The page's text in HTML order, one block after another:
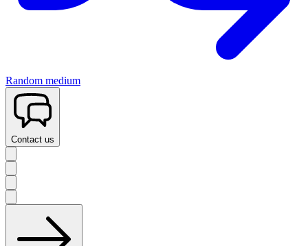
Random medium
Contact us